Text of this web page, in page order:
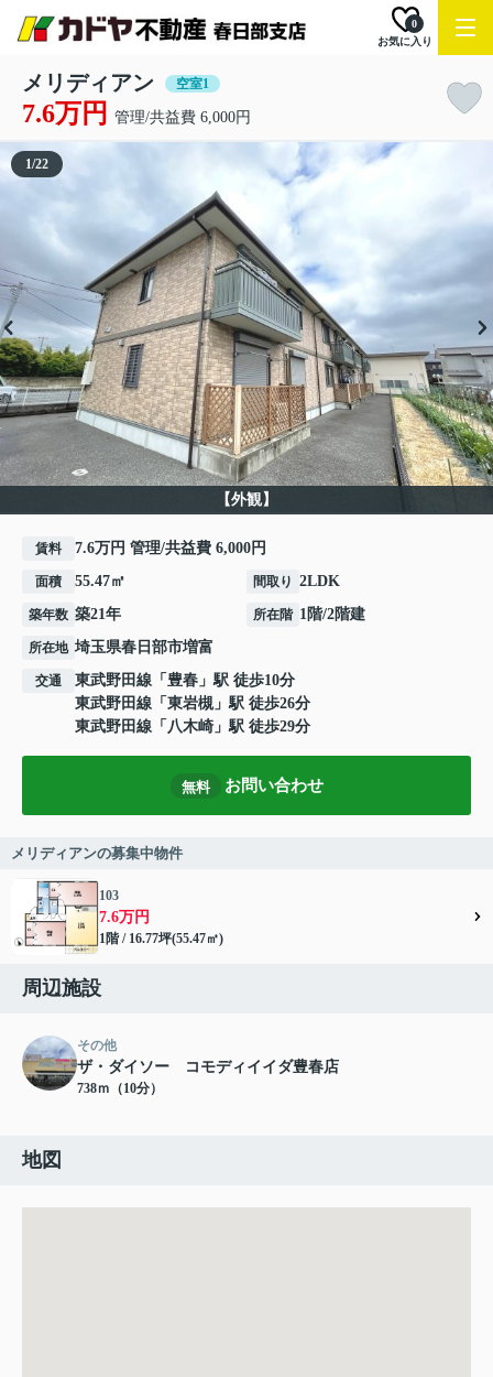
お気に入り
0
メリディアン 空室1
7.6万円 管理/共益費 6,000円
【外観】
1/22
賃料 7.6万円 管理/共益費 6,000円
面積 55.47㎡ 間取り 2LDK
築年数 築21年 所在階 1階/2階建
所在地 埼玉県春日部市増富
交通 東武野田線 「 豊春 」駅 徒歩10分
東武野田線 「 東岩槻 」駅 徒歩26分
東武野田線 「 八木崎 」駅 徒歩29分
無料 お問い合わせ
メリディアンの募集中物件
103
7.6万円
1階 / 16.77坪(55.47㎡)
周辺施設
その他
ザ・ダイソー コモディイイダ豊春店
738ｍ（10分）
地図